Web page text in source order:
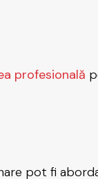
profesională
pot fi